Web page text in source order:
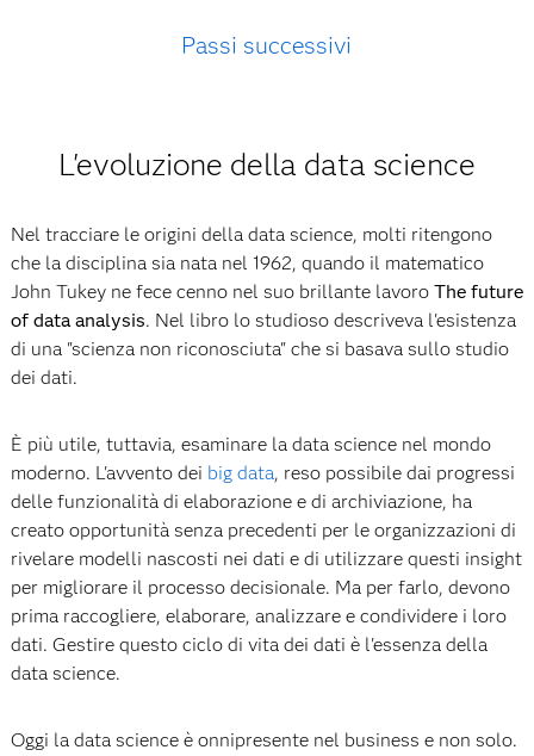
Passi successivi
L'evoluzione della data science
Nel tracciare le origini della data science, molti ritengono
che la disciplina sia nata nel 1962, quando il matematico
John Tukey ne fece cenno nel suo brillante lavoro The future
of data analysis. Nel libro lo studioso descriveva l'esistenza
di una "scienza non riconosciuta" che si basava sullo studio
dei dati.
È più utile, tuttavia, esaminare la data science nel mondo
moderno. L'avvento dei big data, reso possibile dai progressi
delle funzionalità di elaborazione e di archiviazione, ha
creato opportunità senza precedenti per le organizzazioni di
rivelare modelli nascosti nei dati e di utilizzare questi insight
per migliorare il processo decisionale. Ma per farlo, devono
prima raccogliere, elaborare, analizzare e condividere i loro
dati. Gestire questo ciclo di vita dei dati è l'essenza della
data science.
Oggi la data science è onnipresente nel business e non solo.